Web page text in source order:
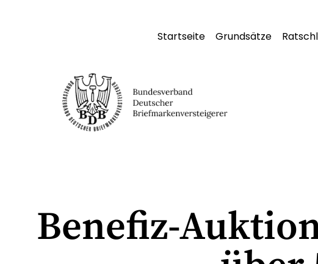
Startseite Grundsätze
Benefiz-